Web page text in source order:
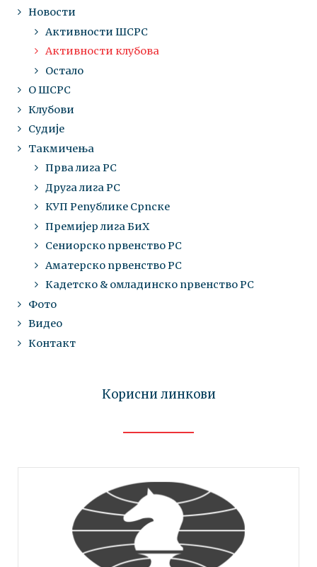
Новости
Активности ШСРС
Активности клубова
Остало
О ШСРС
Клубови
Судије
Такмичења
Прва лига РС
Друга лига РС
КУП Републике Српске
Премијер лига БиХ
Сениорско првенство РС
Аматерско првенство РС
Кадетско & омладинско првенство РС
Фото
Видео
Контакт
Корисни линкови